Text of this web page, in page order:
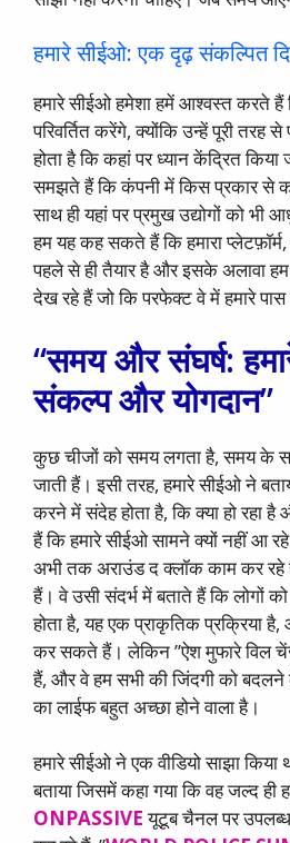
हमारे सीईओ: एक दृढ़ संकल्पित
हमारे सीईओ हमेशा हमें आश्वस्त करते हैं
परिवर्तित करेंगे, क्योंकि उन्हें पूरी तरह
होता है कि कहां पर ध्यान केंद्रित किया
समझते हैं कि कंपनी में किस प्रकार से
साथ ही यहां पर प्रमुख उद्योगों को भी
हम यह कह सकते हैं कि हमारा
पहले से ही तैयार है और इसके अलावा
देख रहे हैं जो कि परफेक्ट वे में हमारे
“समय और संघर्ष:
संकल्प और योगदान”
कुछ चीजों को समय लगता है, समय के
जाती हैं। इसी तरह, हमारे सीईओ ने
करने में संदेह होता है, कि क्या हो रहा
हैं कि हमारे सीईओ सामने क्यों नहीं आ रहे
अभी तक अराउंड द क्लॉक काम कर रहे
हैं। वे उसी संदर्भ में बताते हैं कि लोगों
होता है, यह एक प्राकृतिक प्रक्रिया
कर सकते हैं। लेकिन ’’ऐश मुफारे विल
हैं, और वे हम सभी की जिंदगी को
का लाईफ बहुत अच्छा होने वाला है।
हमारे सीईओ ने एक वीडियो साझा किया
बताया जिसमें कहा गया कि वह जल्द ही
ONPASSIVE यूटूब चैनल पर